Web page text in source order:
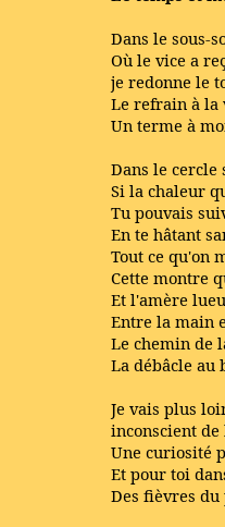
Dans le sous-
Où le vice a
je redonne le
Le refrain à la
Un terme à
Dans le cercle
Si la chaleur
Tu pouvais
En te hâtant
Tout ce qu'on
Cette montre
Et l'amère
Entre la main
Le chemin de
La débâcle au
Je vais plus
inconscient
Une curiosité
Et pour toi
Des fièvres